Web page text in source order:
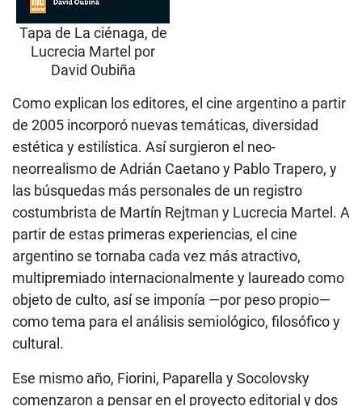
Tapa de La ciénaga, de
Lucrecia Martel por
David Oubiña
Como explican los editores, el cine argentino a partir
de 2005 incorporó nuevas temáticas, diversidad
estética y estilística. Así surgieron el neo-
neorrealismo de Adrián Caetano y Pablo Trapero, y
las búsquedas más personales de un registro
costumbrista de Martín Rejtman y Lucrecia Martel. A
partir de estas primeras experiencias, el cine
argentino se tornaba cada vez más atractivo,
multipremiado internacionalmente y laureado como
objeto de culto, así se imponía —por peso propio—
como tema para el análisis semiológico, filosófico y
cultural.
Ese mismo año, Fiorini, Paparella y Socolovsky
comenzaron a pensar en el proyecto editorial y dos